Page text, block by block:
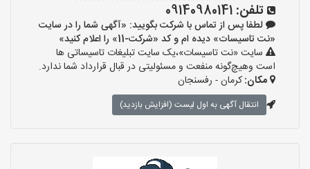
تلفن: 09140980141
لطفا پس از تماس با شرکت بگویید: «آگهی شما را در سایت
«نت تاسیسات» دیده ام و کد «شرکت-11» را اعلام کنید»
سایت «نت تاسیسات»،یک سایت تبلیغات تاسیساتی ها
است وهیچ‌گونه منفعت و مسئولیتی در قبال قرارداد شما ندارد.
مکان:کرمان - رفسنجان
انتقال آگهی به اول لیست (افزایش بازدید)